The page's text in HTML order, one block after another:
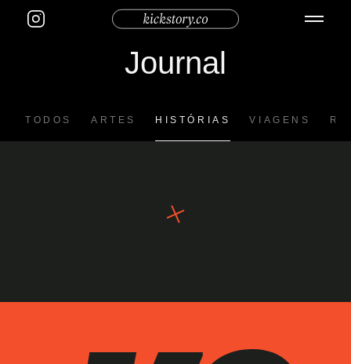
Journal
TODOS ARTES HISTÓRIAS VIAGENS